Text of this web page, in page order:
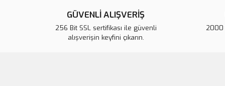
GÜVENLİ ALIŞVERİŞ
256 Bit SSL sertifikası ile güvenli
alışverişin keyfini çıkarın.
2000